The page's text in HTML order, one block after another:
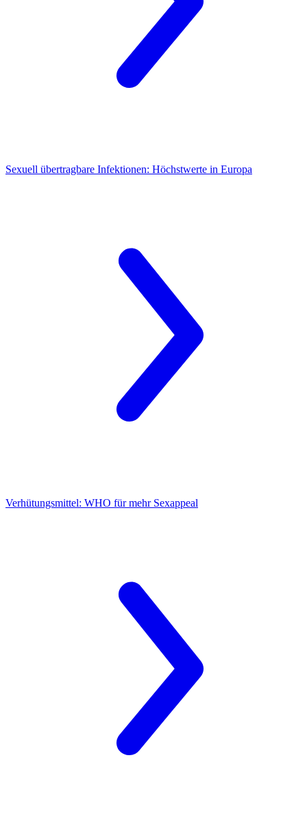
Sexuell übertragbare Infektionen: Höchstwerte in Europa
Verhütungsmittel: WHO für mehr Sexappeal